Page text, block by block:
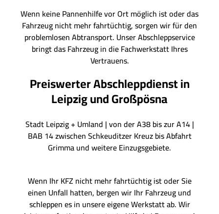
Wenn keine Pannenhilfe vor Ort möglich ist oder das
Fahrzeug nicht mehr fahrtüchtig, sorgen wir für den
problemlosen Abtransport. Unser Abschleppservice
bringt das Fahrzeug in die Fachwerkstatt Ihres
Vertrauens.
Preiswerter Abschleppdienst in
Leipzig undGroßpösna
Stadt Leipzig + Umland | von der A38 bis zur A14 |
BAB 14 zwischen Schkeuditzer Kreuz bis Abfahrt
Grimma und weitere Einzugsgebiete.
Wenn Ihr KFZ nicht mehr fahrtüchtig ist oder Sie
einen Unfall hatten, bergen wir Ihr Fahrzeug und
schleppen es in unsere eigene Werkstatt ab. Wir